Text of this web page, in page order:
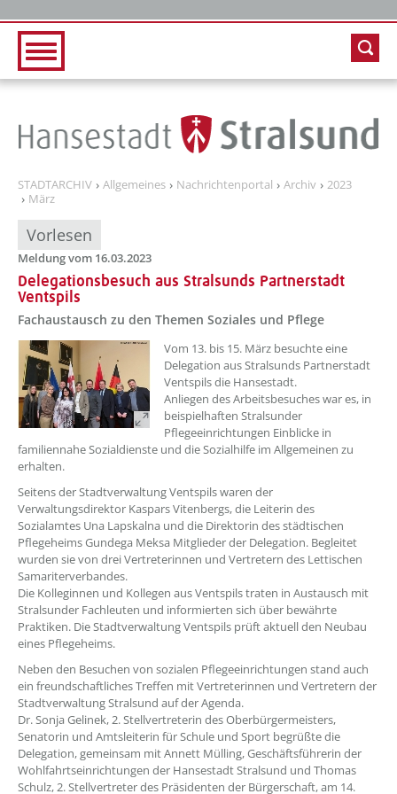
STADTARCHIV Allgemeines Nachrichtenportal Archiv
2023
März
Vorlesen
Meldung vom 16.03.2023
Delegationsbesuch aus Stralsunds Partnerstadt
Ventspils
Fachaustausch zu den Themen Soziales und Pflege
??? absaetzeOben[1]/titel ???
Vom 13. bis 15. März besuchte eine
Delegation aus Stralsunds Partnerstadt
Ventspils die Hansestadt.
Anliegen des Arbeitsbesuches war es, in
beispielhaften Stralsunder
Pflegeeinrichtungen Einblicke in
familiennahe Sozialdienste und die Sozialhilfe im Allgemeinen zu
erhalten.
Seitens der Stadtverwaltung Ventspils waren der
Verwaltungsdirektor Kaspars Vitenbergs, die Leiterin des
Sozialamtes Una Lapskalna und die Direktorin des städtischen
Pflegeheims Gundega Meksa Mitglieder der Delegation. Begleitet
wurden sie von drei Vertreterinnen und Vertretern des Lettischen
Samariterverbandes.
Die Kolleginnen und Kollegen aus Ventspils traten in Austausch mit
Stralsunder Fachleuten und informierten sich über bewährte
Praktiken. Die Stadtverwaltung Ventspils prüft aktuell den Neubau
eines Pflegeheims.
Neben den Besuchen von sozialen Pflegeeinrichtungen stand auch
ein freundschaftliches Treffen mit Vertreterinnen und Vertretern der
Stadtverwaltung Stralsund auf der Agenda.
Dr. Sonja Gelinek, 2. Stellvertreterin des Oberbürgermeisters,
Senatorin und Amtsleiterin für Schule und Sport begrüßte die
Delegation, gemeinsam mit Annett Mülling, Geschäftsführerin der
Wohlfahrtseinrichtungen der Hansestadt Stralsund und Thomas
Schulz, 2. Stellvertreter des Präsidenten der Bürgerschaft, am 14.